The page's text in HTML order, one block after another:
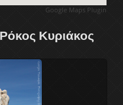
Google Maps Plugin
Κυριάκος